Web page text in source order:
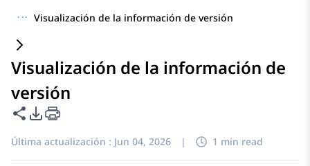
··· Visualización de la información de versión
Visualización de la información de
versión
Compartir esta página
Opciones de exportación de PDF
Última actualización : Jun 04, 2026 | 1 min read